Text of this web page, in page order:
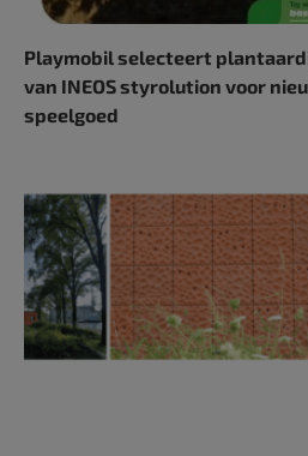
Playmobil selecteert
van INEOS styrolution voor
speelgoed